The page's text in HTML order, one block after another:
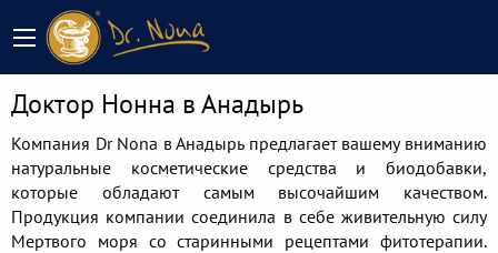
Доктор Нонна в Анадырь
Компания Dr Nona в Анадырь предлагает вашему вниманию
натуральные косметические средства и биодобавки,
которые обладают самым высочайшим качеством.
Продукция компании соединила в себе живительную силу
Мертвого моря со старинными рецептами фитотерапии.